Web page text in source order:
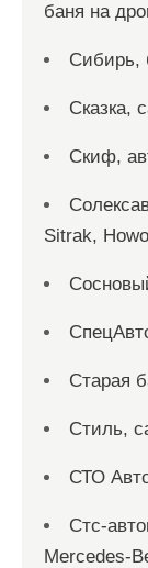
баня на
Сибирь,
Сказка,
Скиф,
Sitrak,
Старая
Стиль,
СТО
Стс-
Mercedes-